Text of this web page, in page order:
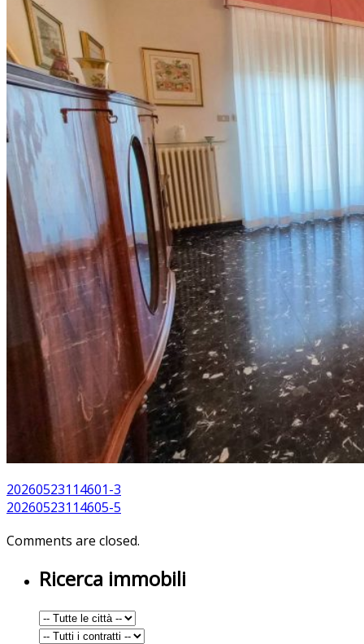
20260523114601-3
20260523114605-5
Comments are closed.
Ricerca immobili